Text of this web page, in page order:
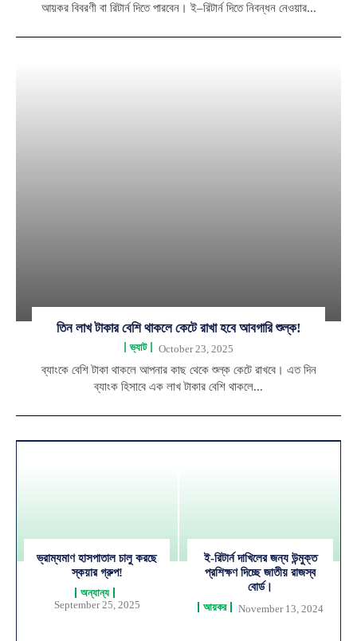
আয়কর বিবরণী বা রিটার্ন দিতে পারবেন। ই–রিটার্ন দিতে নিবন্ধন নেওয়ার...
তিন লাখ টাকার বেশি থাকলে কেটে রাখা হবে আবগারি শুল্ক!
ভ্যাট October 23, 2025
ব্যাংকে বেশি টাকা থাকলে আপনার কাছ থেকে শুল্ক কেটে রাখবে। এত দিন
ব্যাংক হিসাবে এক লাখ টাকার বেশি থাকলে...
ভ্রাম্যমাণ হাসপাতাল চালু করছে
স্কয়ার গ্রুপ!
অন্যান্য
September 25, 2025
ই-রিটার্ন দাখিলের জন্য উন্মুক্ত
প্রশিক্ষণ দিচ্ছে জাতীয় রাজস্ব
বোর্ড।
আয়কর November 13, 2024